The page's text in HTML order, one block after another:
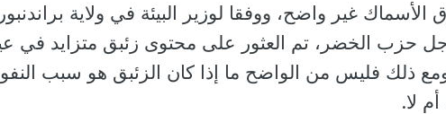
غير واضح، ووفقا لوزير البيئة في ولاية
حزب الخضر، تم العثور على محتوى زئبق متزايد في
ومع ذلك فليس من الواضح ما إذا كان الزئبق هو سبب
لا.